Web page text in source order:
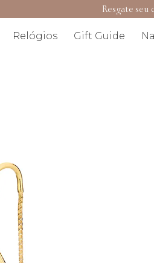
Resgate seu
Relógios Gift Guide